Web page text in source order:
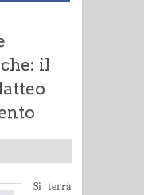
il
Si terrà